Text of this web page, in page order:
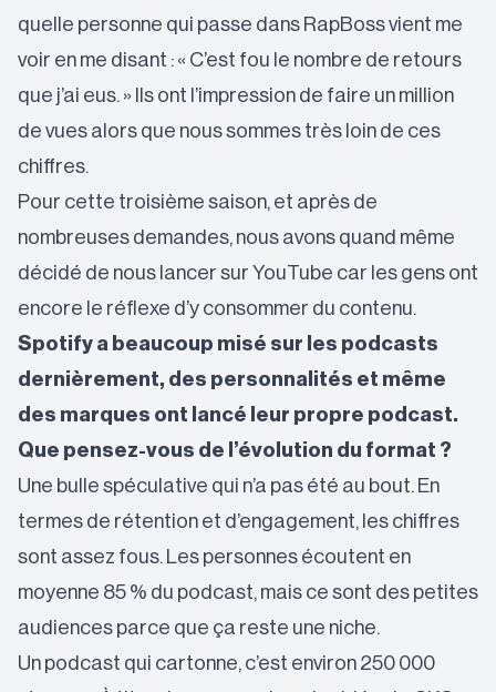
quelle personne qui passe dans RapBoss vient me
voir en me disant : « C’est fou le nombre de retours
que j’ai eus. » Ils ont l’impression de faire un million
de vues alors que nous sommes très loin de ces
chiffres.
Pour cette troisième saison, et après de
nombreuses demandes, nous avons quand même
décidé de nous lancer sur YouTube car les gens ont
encore le réflexe d’y consommer du contenu.
Spotify a beaucoup misé sur les podcasts
dernièrement, des personnalités et même
des marques ont lancé leur propre podcast.
Que pensez-vous de l’évolution du format ?
Une bulle spéculative qui n’a pas été au bout. En
termes de rétention et d’engagement, les chiffres
sont assez fous. Les personnes écoutent en
moyenne 85 % du podcast, mais ce sont des petites
audiences parce que ça reste une niche.
Un podcast qui cartonne, c’est environ 250 000